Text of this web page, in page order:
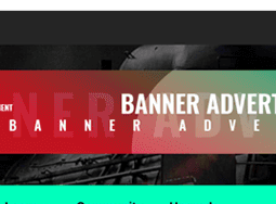
Versión